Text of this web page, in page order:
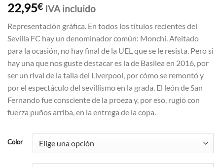
22,95€ IVA incluido
Representación gráfica. En todos los títulos recientes del
Sevilla FC hay un denominador común: Monchi. Afeitado
para la ocasión, no hay final de la UEL que se le resista. Pero si
hay una que nos guste destacar es la de Basilea en 2016, por
ser un rival de la talla del Liverpool, por cómo se remontó y
por el espectáculo del sevillismo en la grada. El león de San
Fernando fue consciente de la proeza y, por eso, rugió con
fuerza puños arriba, en la entrega de la copa.
Color